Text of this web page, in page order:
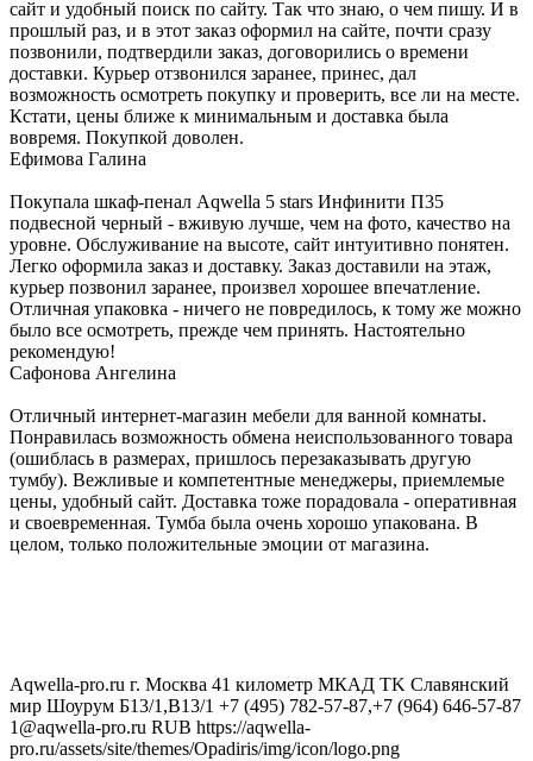
сайт и удобный поиск по сайту. Так что знаю, о чем пишу. И в
прошлый раз, и в этот заказ оформил на сайте, почти сразу
позвонили, подтвердили заказ, договорились о времени
доставки. Курьер отзвонился заранее, принес, дал
возможность осмотреть покупку и проверить, все ли на месте.
Кстати, цены ближе к минимальным и доставка была
вовремя. Покупкой доволен.
Ефимова Галина
Покупала шкаф-пенал Aqwella 5 stars Инфинити П35
подвесной черный - вживую лучше, чем на фото, качество на
уровне. Обслуживание на высоте, сайт интуитивно понятен.
Легко оформила заказ и доставку. Заказ доставили на этаж,
курьер позвонил заранее, произвел хорошее впечатление.
Отличная упаковка - ничего не повредилось, к тому же можно
было все осмотреть, прежде чем принять. Настоятельно
рекомендую!
Сафонова Ангелина
Отличный интернет-магазин мебели для ванной комнаты.
Понравилась возможность обмена неиспользованного товара
(ошиблась в размерах, пришлось перезаказывать другую
тумбу). Вежливые и компетентные менеджеры, приемлемые
цены, удобный сайт. Доставка тоже порадовала - оперативная
и своевременная. Тумба была очень хорошо упакована. В
целом, только положительные эмоции от магазина.
Aqwella-pro.ru г. Москва 41 километр МКАД TK Славянский
мир Шоурум Б13/1,В13/1 +7 (495) 782-57-87,+7 (964) 646-57-87
1@aqwella-pro.ru RUB https://aqwella-
pro.ru/assets/site/themes/Opadiris/img/icon/logo.png